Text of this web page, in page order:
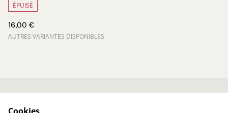
ÉPUISÉ
16,00 €
AUTRES VARIANTES DISPONIBLES